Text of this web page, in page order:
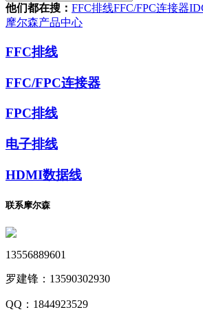
他们都在搜： FFC排线FFC/FPC连接器
摩尔森产品中心
FFC排线
FFC/FPC连接器
FPC排线
电子排线
HDMI数据线
联系摩尔森
13556889601
罗建锋： 13590302930
QQ： 1844923529